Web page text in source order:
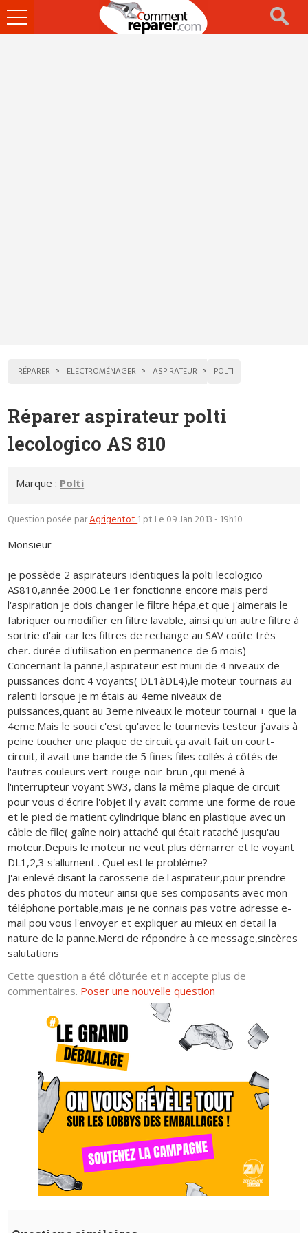
Ouvrir
le
RÉPARER ELECTROMÉNAGER ASPIRATEUR POLTI
Réparer aspirateur polti
lecologico AS 810
Marque : Polti
Question posée parAgrigentot1 pt Le 09 Jan 2013 - 19h10
Monsieur
je possède 2 aspirateurs identiques la polti lecologico
AS810,année 2000.Le 1er fonctionne encore mais perd
l'aspiration je dois changer le filtre hépa,et que j'aimerais le
fabriquer ou modifier en filtre lavable, ainsi qu'un autre filtre à
sortrie d'air car les filtres de rechange au SAV coûte très
cher. durée d'utilisation en permanence de 6 mois)
Concernant la panne,l'aspirateur est muni de 4 niveaux de
puissances dont 4 voyants( DL1àDL4),le moteur tournais au
ralenti lorsque je m'étais au 4eme niveaux de
puissances,quant au 3eme niveaux le moteur tournai + que la
4eme.Mais le souci c'est qu'avec le tournevis testeur j'avais à
peine toucher une plaque de circuit ça avait fait un court-
circuit, il avait une bande de 5 fines files collés à côtés de
l'autres couleurs vert-rouge-noir-brun ,qui mené à
l'interrupteur voyant SW3, dans la même plaque de circuit
pour vous d'écrire l'objet il y avait comme une forme de roue
et le pied de matient cylindrique blanc en plastique avec un
câble de file( gaîne noir) attaché qui était rataché jusqu'au
moteur.Depuis le moteur ne veut plus démarrer et le voyant
DL1,2,3 s'allument . Quel est le problème?
J'ai enlevé disant la carosserie de l'aspirateur,pour prendre
des photos du moteur ainsi que ses composants avec mon
téléphone portable,mais je ne connais pas votre adresse e-
mail pou vous l'envoyer et expliquer au mieux en detail la
nature de la panne.Merci de répondre à ce message,sincères
salutations
Cette question a été clôturée et n'accepte plus de
commentaires. Poser une nouvelle question